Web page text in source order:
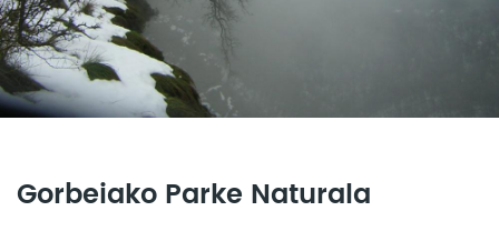
Gorbeiako Parke Naturala